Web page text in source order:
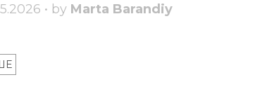
• by Marta Barandiy